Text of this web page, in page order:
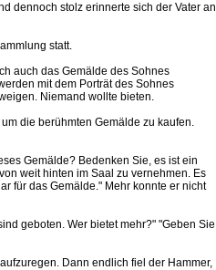
dennoch stolz erinnerte sich der Vater an
statt.
auch das Gemälde des Sohnes
mit dem Porträt des Sohnes
Niemand wollte bieten.
die berühmten Gemälde zu kaufen.
Gemälde? Bedenken Sie, es ist ein
weit hinten im Saal zu vernehmen. Es
für das Gemälde." Mehr konnte er nicht
geboten. Wer bietet mehr?" "Geben Sie
Dann endlich fiel der Hammer,